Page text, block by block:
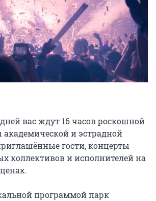
вас ждут 16 часов роскошной
и эстрадной
гости, концерты
коллективов и исполнителей на
программой парк